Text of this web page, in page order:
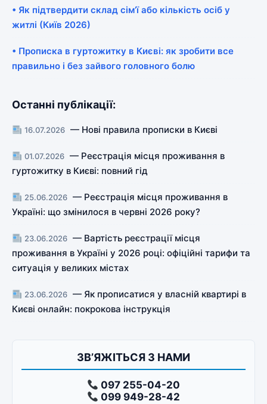
• Як підтвердити склад сім’ї або кількість осіб у
житлі (Київ 2026)
• Прописка в гуртожитку в Києві: як зробити все
правильно і без зайвого головного болю
Останні публікації:
16.07.2026 — Нові правила прописки в Києві
01.07.2026 — Реєстрація місця проживання в
гуртожитку в Києві: повний гід
25.06.2026 — Реєстрація місця проживання в
Україні: що змінилося в червні 2026 року?
23.06.2026 — Вартість реєстрації місця
проживання в Україні у 2026 році: офіційні тарифи та
ситуація у великих містах
23.06.2026 — Як прописатися у власній квартирі в
Києві онлайн: покрокова інструкція
ЗВ’ЯЖІТЬСЯ З НАМИ
097 255-04-20
099 949-28-42